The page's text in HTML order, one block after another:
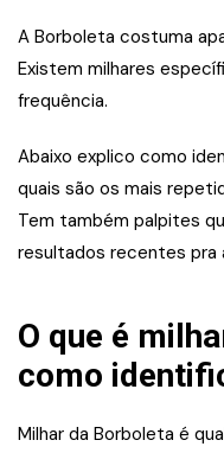
A Borboleta costuma
Existem milhares
frequência.
Abaixo explico como
quais são os mais
Tem também palpites
resultados recentes pra
O que é
como
Milhar da Borboleta é